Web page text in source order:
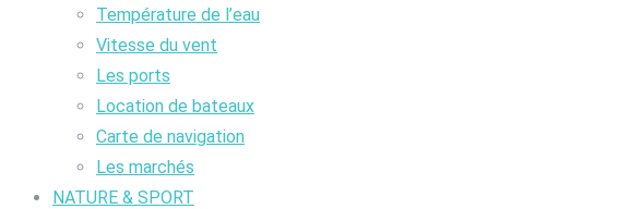
Température de l’eau
Vitesse du vent
Les ports
Location de bateaux
Carte de navigation
Les marchés
NATURE & SPORT